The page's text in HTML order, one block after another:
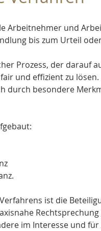
Arbeitnehmer und
bis zum Urteil
Prozess, der darauf
fair und effizient zu
durch besondere
ist die
im Interesse und